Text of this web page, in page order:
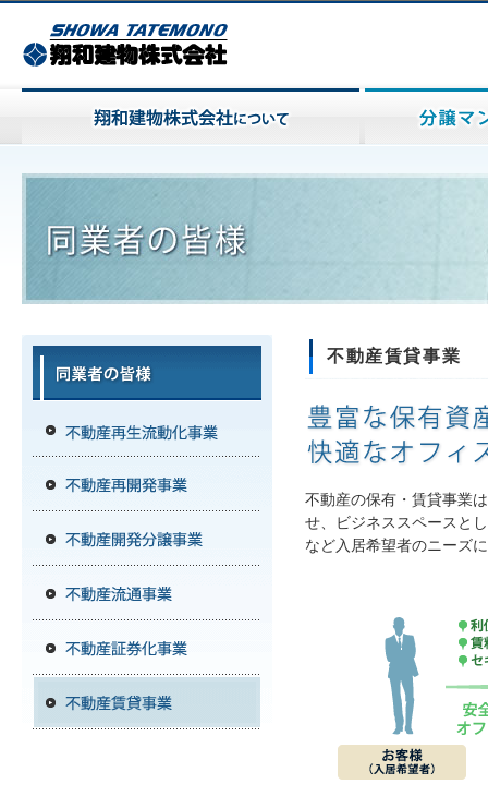
不動産賃貸事業
不動産の保有・賃貸事業
せ、ビジネススペースと
など入居希望者のニーズ